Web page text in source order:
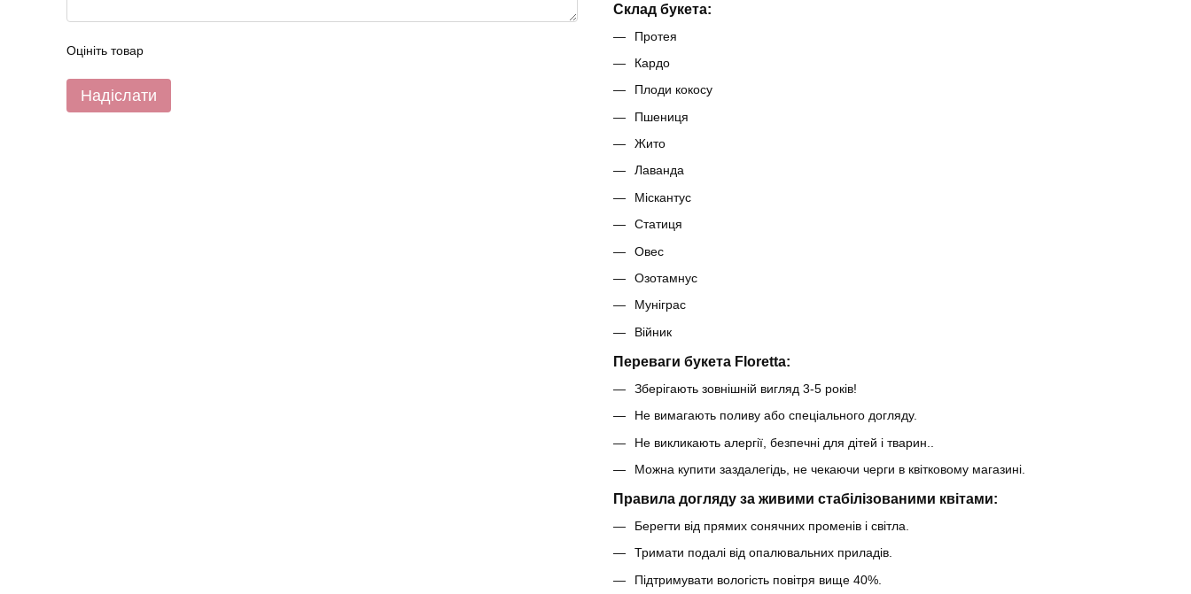
Оцініть товар
Надіслати
Склад букета:
Протея
Кардо
Плоди кокосу
Пшениця
Жито
Лаванда
Міскантус
Статиця
Овес
Озотамнус
Муніграс
Війник
Переваги букета Floretta:
Зберігають зовнішній вигляд 3-5 років!
Не вимагають поливу або спеціального догляду.
Не викликають алергії, безпечні для дітей і тварин..
Можна купити заздалегідь, не чекаючи черги в квітковому магазині.
Правила догляду за живими стабілізованими квітами:
Берегти від прямих сонячних променів і світла.
Тримати подалі від опалювальних приладів.
Підтримувати вологість повітря вище 40%.